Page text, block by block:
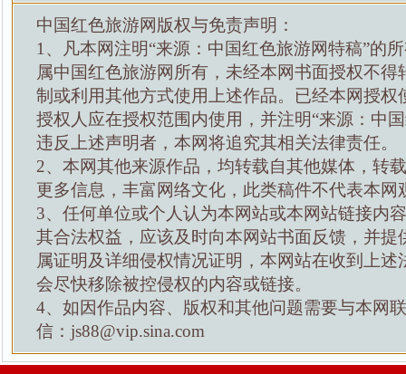
中国红色旅游网版权与免责声明：
1、凡本网注明“来源：中国红色旅游网特稿”的
属中国红色旅游网所有，未经本网书面授权不得
制或利用其他方式使用上述作品。已经本网授权
授权人应在授权范围内使用，并注明“来源：中
违反上述声明者，本网将追究其相关法律责任。
2、本网其他来源作品，均转载自其他媒体，转
更多信息，丰富网络文化，此类稿件不代表本网
3、任何单位或个人认为本网站或本网站链接内
其合法权益，应该及时向本网站书面反馈，并提
属证明及详细侵权情况证明，本网站在收到上述
会尽快移除被控侵权的内容或链接。
4、如因作品内容、版权和其他问题需要与本网
信：js88@vip.sina.com